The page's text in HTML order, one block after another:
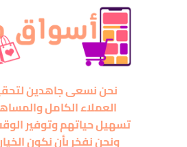
نحن نسعى جاهدين
العملاء الكامل
تسهيل حياتهم وتوفير
ونحن نفخر بأن نكون